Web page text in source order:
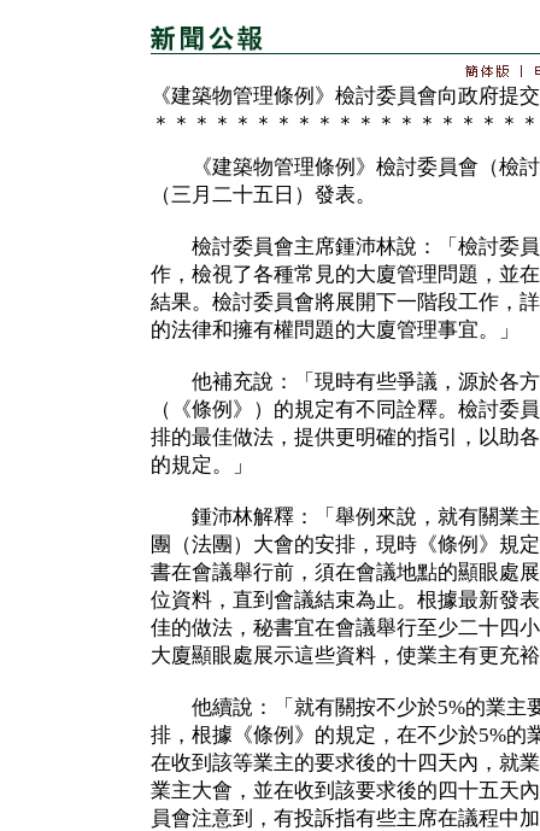
《建築物管理條例》檢討委員會向政府提
＊＊＊＊＊＊＊＊＊＊＊＊＊＊＊＊＊＊
《建築物管理條例》檢討委員會（檢討
（三月二十五日）發表。
檢討委員會主席鍾沛林說：「檢討委員
作，檢視了各種常見的大廈管理問題，並
結果。檢討委員會將展開下一階段工作，
的法律和擁有權問題的大廈管理事宜。」
他補充說：「現時有些爭議，源於各方
（《條例》）的規定有不同詮釋。檢討委
排的最佳做法，提供更明確的指引，以助
的規定。」
鍾沛林解釋：「舉例來說，就有關業主
團（法團）大會的安排，現時《條例》規
書在會議舉行前，須在會議地點的顯眼處
位資料，直到會議結束為止。根據最新發
佳的做法，秘書宜在會議舉行至少二十四
大廈顯眼處展示這些資料，使業主有更充
他續說：「就有關按不少於5%的業主
排，根據《條例》的規定，在不少於5%的
在收到該等業主的要求後的十四天內，就
業主大會，並在收到該要求後的四十五天
員會注意到，有投訴指有些主席在議程中